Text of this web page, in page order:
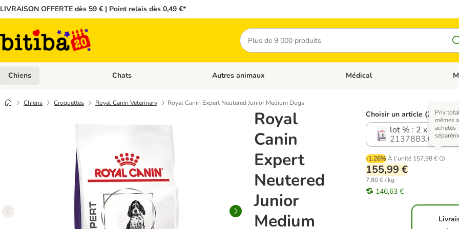
LIVRAISON OFFERTE dès 59 € | Point relais dès 0,49 €*
Rechercher
Chiens Dérouler les catégories: Chiens
Chats Dérouler les catégories: Chats
Autres animaux Dérouler les catégories: Autres
Médical
Chiens Croquettes Royal Canin Veterinary Royal Canin Expert Neutered Junior Medium Dogs
Royal
Canin
Expert
Neutered
Junior
Medium
Choisir un article (2
lot % : 2 x 10 kg
2137883.0
-1.26% À l'unité 157,98 €
Prix
mêmes
achetés
155,99 €
7,80 € / kg
146,63 €